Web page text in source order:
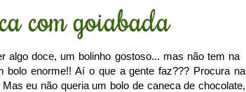
com goiabada
algo doce, um bolinho gostoso... mas não tem na
enorme!! Aí o que a gente faz??? Procura na
eu não queria um bolo de caneca de chocolate,